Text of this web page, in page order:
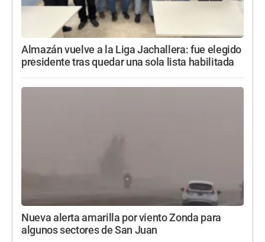
Almazán vuelve a la Liga Jachallera: fue elegido
presidente tras quedar una sola lista habilitada
Nueva alerta amarilla por viento Zonda para
algunos sectores de San Juan